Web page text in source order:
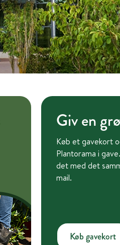
Giv en
Køb et gavekort
Plantorama i
det med det
mail.
Køb gavekort